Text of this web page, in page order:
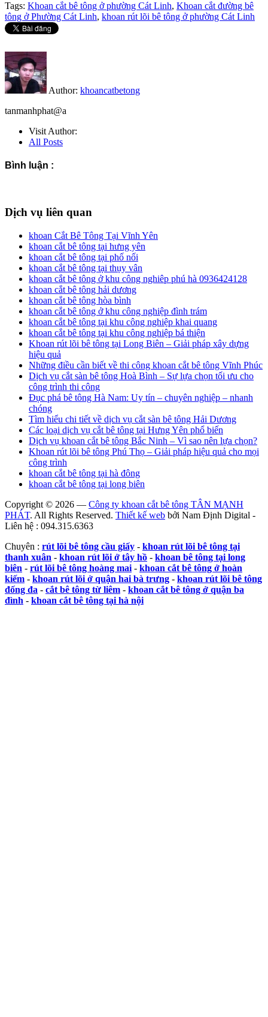
Tags: Khoan cắt bê tông ở phường Cát Linh, Khoan cắt đường bê
tông ở Phường Cát Linh, khoan rút lõi bê tông ở phường Cát Linh
Author: khoancatbetong
tanmanhphat@a
Visit Author:
All Posts
Bình luận :
Dịch vụ liên quan
khoan Cắt Bê Tông Tại Vĩnh Yên
khoan cắt bê tông tại hưng yên
khoan cắt bê tông tại phố nối
khoan cắt bê tông tại thụy vân
khoan cắt bê tông ở khu công nghiêp phú hà 0936424128
khoan cắt bê tông hải dương
khoan cắt bê tông hòa bình
khoan cắt bê tông ở khu công nghiệp đình trám
khoan cắt bê tông tại khu công nghiệp khai quang
khoan cắt bê tông tại khu công nghiệp bá thiện
Khoan rút lõi bê tông tại Long Biên – Giải pháp xây dựng
hiệu quả
Những điều cần biết về thi công khoan cắt bê tông Vĩnh Phúc
Dịch vụ cắt sàn bê tông Hoà Bình – Sự lựa chọn tối ưu cho
công trình thi công
Đục phá bê tông Hà Nam: Uy tín – chuyên nghiệp – nhanh
chóng
Tìm hiểu chi tiết về dịch vụ cắt sàn bê tông Hải Dương
Các loại dịch vụ cắt bê tông tại Hưng Yên phổ biến
Dịch vụ khoan cắt bê tông Bắc Ninh – Vì sao nên lựa chọn?
Khoan rút lõi bê tông Phú Thọ – Giải pháp hiệu quả cho mọi
công trình
khoan cắt bê tông tại hà đông
khoan cắt bê tông tại long biên
Copyright © 2026 — Công ty khoan cắt bê tông TÂN MẠNH
PHÁT. All Rights Reserved. Thiết kế web bởi Nam Định Digital -
Liên hệ : 094.315.6363
Chuyên : rút lõi bê tông cầu giấy - khoan rút lõi bê tông tại
thanh xuân - khoan rút lõi ở tây hồ - khoan bê tông tại long
biên - rút lõi bê tông hoàng mai - khoan cắt bê tông ở hoàn
kiếm - khoan rút lõi ở quận hai bà trưng - khoan rút lõi bê tông
đống đa - cắt bê tông từ liêm - khoan cắt bê tông ở quận ba
đình - khoan cắt bê tông tại hà nội